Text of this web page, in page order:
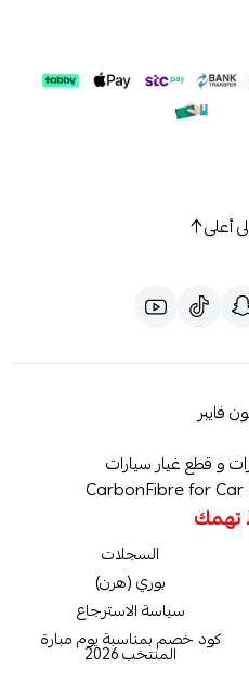
أعلى
و قطع غيار سيارات
CarbonFibre for Car
تهمك
السجلات
بوري (هرن)
سياسة الاسترجاع
كود خصم بمناسبة يوم مبارة
المنتخب 2026